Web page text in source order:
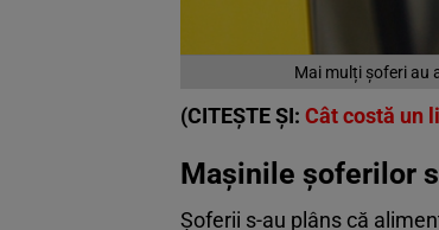
Mai mulți șoferi au
(CITEȘTE ȘI: Cât costă un
Mașinile șoferilor
Șoferii s-au plâns că